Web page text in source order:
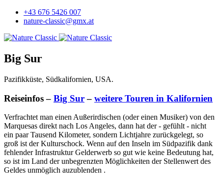
+43 676 5426 007
nature-classic@gmx.at
Big Sur
Pazifikküste, Südkalifornien, USA.
Reiseinfos – Big Sur– weitere Touren in Kalifornien
Verfrachtet man einen Außerirdischen (oder einen Musiker) von den
Marquesas direkt nach Los Angeles, dann hat der - gefühlt - nicht
ein paar Tausend Kilometer, sondern Lichtjahre zurückgelegt, so
groß ist der Kulturschock. Wenn auf den Inseln im Südpazifik dank
fehlender Infrastruktur Gelderwerb so gut wie keine Bedeutung hat,
so ist im Land der unbegrenzten Möglichkeiten der Stellenwert des
Geldes unmöglich auzublenden .